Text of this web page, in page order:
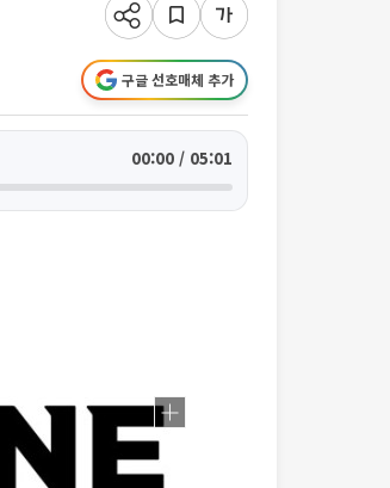
구글 선호매체 추가
00:00 / 05:01